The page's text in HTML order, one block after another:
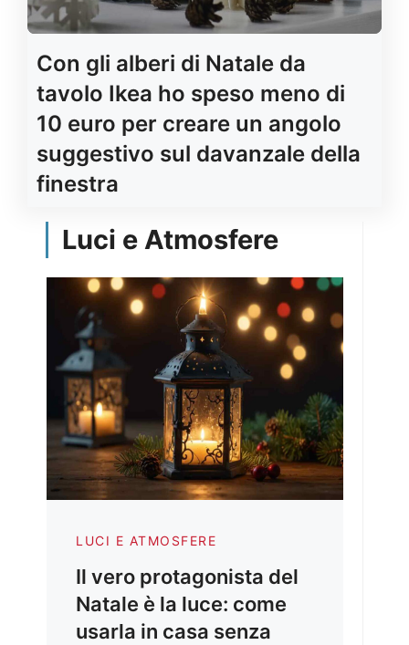
Con gli alberi di Natale da
tavolo Ikea ho speso meno di
10 euro per creare un angolo
suggestivo sul davanzale della
finestra
Luci e Atmosfere
LUCI E ATMOSFERE
Il vero protagonista del
Natale è la luce: come
usarla in casa senza